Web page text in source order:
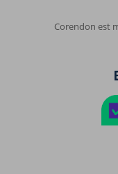
Corendon est